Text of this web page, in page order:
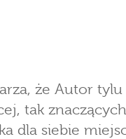
że Autor tylu
tak
dla siebie